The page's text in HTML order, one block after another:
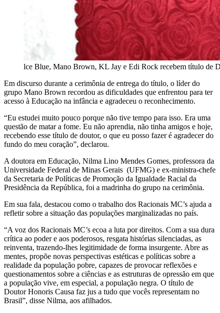
lce Blue, Mano Brown, KL Jay e Edi Rock recebem título de
Em discurso durante a cerimônia de entrega do título, o líder do
grupo Mano Brown recordou as dificuldades que enfrentou para ter
acesso à Educação na infância e agradeceu o reconhecimento.
“Eu estudei muito pouco porque não tive tempo para isso. Era uma
questão de matar a fome. Eu não aprendia, não tinha amigos e hoje,
recebendo esse título de doutor, o que eu posso fazer é agradecer do
fundo do meu coração”, declarou.
A doutora em Educação, Nilma Lino Mendes Gomes, professora da
Universidade Federal de Minas Gerais (UFMG) e ex-ministra-chefe
da Secretaria de Políticas de Promoção da Igualdade Racial da
Presidência da República, foi a madrinha do grupo na cerimônia.
Em sua fala, destacou como o trabalho dos Racionais MC’s ajuda a
refletir sobre a situação das populações marginalizadas no país.
“A voz dos Racionais MC’s ecoa a luta por direitos. Com a sua dura
crítica ao poder e aos poderosos, resgata histórias silenciadas, as
reinventa, trazendo-lhes legitimidade de forma insurgente. Abre as
mentes, propõe novas perspectivas estéticas e políticas sobre a
realidade da população pobre, capazes de provocar reflexões e
questionamentos sobre a ciências e as estruturas de opressão em que
a população vive, em especial, a população negra. O título de
Doutor Honoris Causa faz jus a tudo que vocês representam no
Brasil”, disse Nilma, aos afilhados.